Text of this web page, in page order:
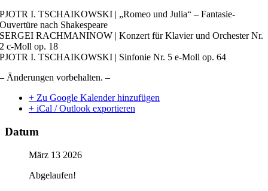
PJOTR I. TSCHAIKOWSKI | „Romeo und Julia“ – Fantasie-
Ouvertüre nach Shakespeare
SERGEI RACHMANINOW | Konzert für Klavier und Orchester Nr.
2 c-Moll op. 18
PJOTR I. TSCHAIKOWSKI | Sinfonie Nr. 5 e-Moll op. 64
– Änderungen vorbehalten. –
+ Zu Google Kalender hinzufügen
+ iCal / Outlook exportieren
Datum
März 13 2026
Abgelaufen!